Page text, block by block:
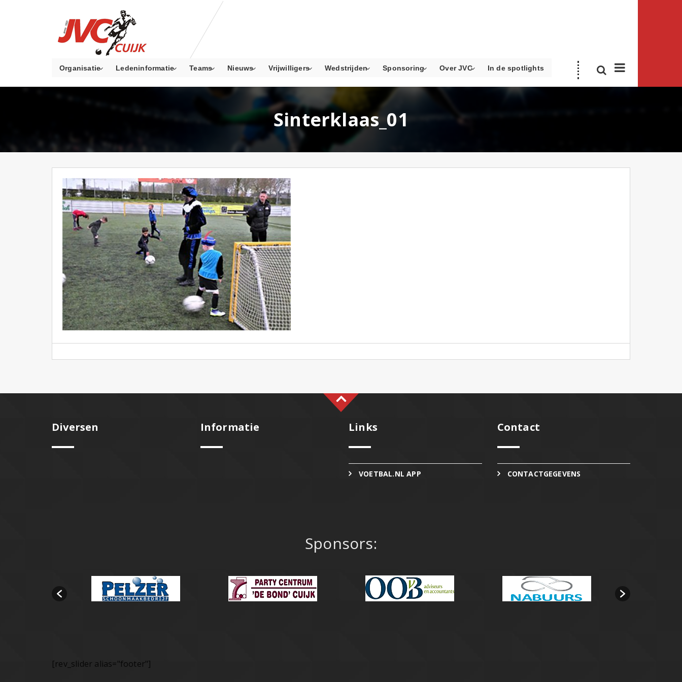
Organisatie Ledeninformatie Teams Nieuws Vrijwilligers Wedstrijden Sponsoring Over JVC In de spotlights
Sinterklaas_01
Diversen Informatie Links
VOETBAL.NL APP
Contact
CONTACTGEGEVENS
Sponsors:
[rev_slider alias="footer"]